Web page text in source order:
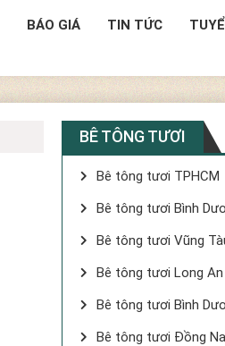
BÁO GIÁ TIN TỨC
BÊ TÔNG TƯƠI
Bê tông tươi TPHCM
Bê tông tươi Bình
Bê tông tươi Vũng
Bê tông tươi Long An
Bê tông tươi Bình
Bê tông tươi Đồng